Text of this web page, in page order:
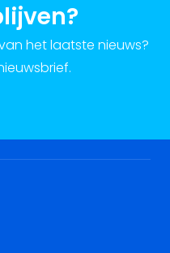
het laatste nieuws?